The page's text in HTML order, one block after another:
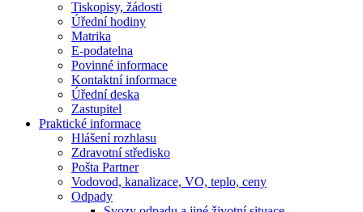
Tiskopisy, žádosti
Úřední hodiny
Matrika
E-podatelna
Povinné informace
Kontaktní informace
Úřední deska
Zastupitel
Praktické informace
Hlášení rozhlasu
Zdravotní středisko
Pošta Partner
Vodovod, kanalizace, VO, teplo, ceny
Odpady